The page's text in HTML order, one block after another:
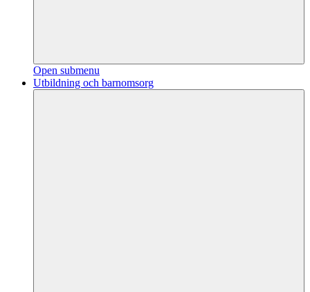
Open submenu
Utbildning och barnomsorg